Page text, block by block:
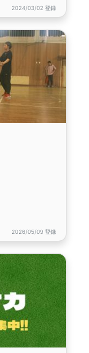
2024/03/02 登録
2026/05/09 登録